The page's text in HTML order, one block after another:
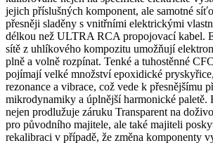
jejich příslušných komponent, ale samotné
přesněji sladěny s vnitřními elektrickými
délkou než ULTRA RCA propojovací kabel.
sítě z uhlíkového kompozitu umožňují
plně a volně rozpínat. Tenké a tuhostěnné
pojímají velké množství epoxidické
rezonance a vibrace, což vede k přesnějšímu
mikrodynamiky a úplnější harmonické paletě.
nejen prodlužuje záruku Transparent na
pro původního majitele, ale také majiteli
rekalibraci v případě, že změna komponenty